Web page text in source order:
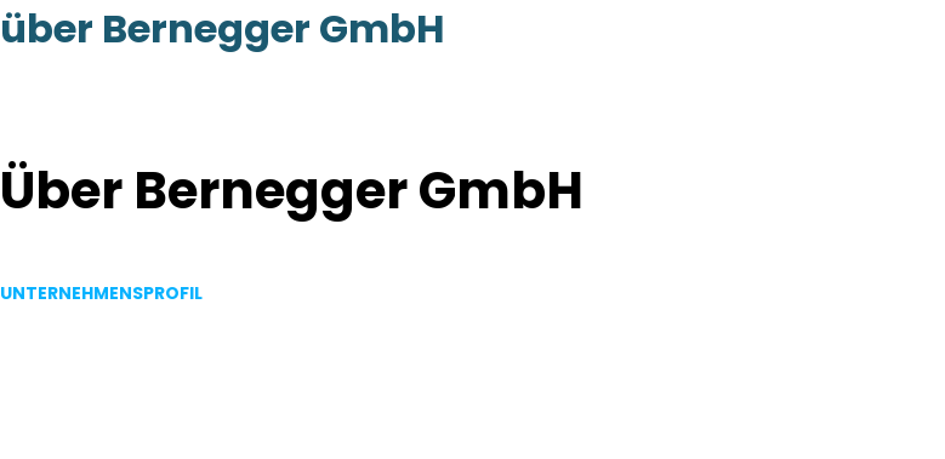
über Bernegger GmbH
Über Bernegger GmbH
Fakten:
UNTERNEHMENSPROFIL